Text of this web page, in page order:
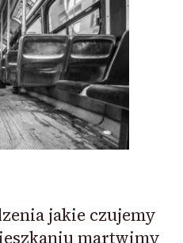
jakie czujemy
martwimy